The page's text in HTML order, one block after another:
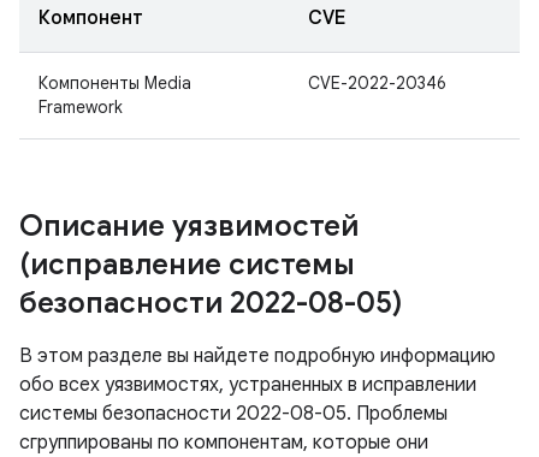
Компонент CVE
Компоненты Media
Framework
CVE-2022-20346
Описание уязвимостей
(исправление системы
безопасности 2022-08-05)
В этом разделе вы найдете подробную информацию
обо всех уязвимостях, устраненных в исправлении
системы безопасности 2022-08-05. Проблемы
сгруппированы по компонентам, которые они